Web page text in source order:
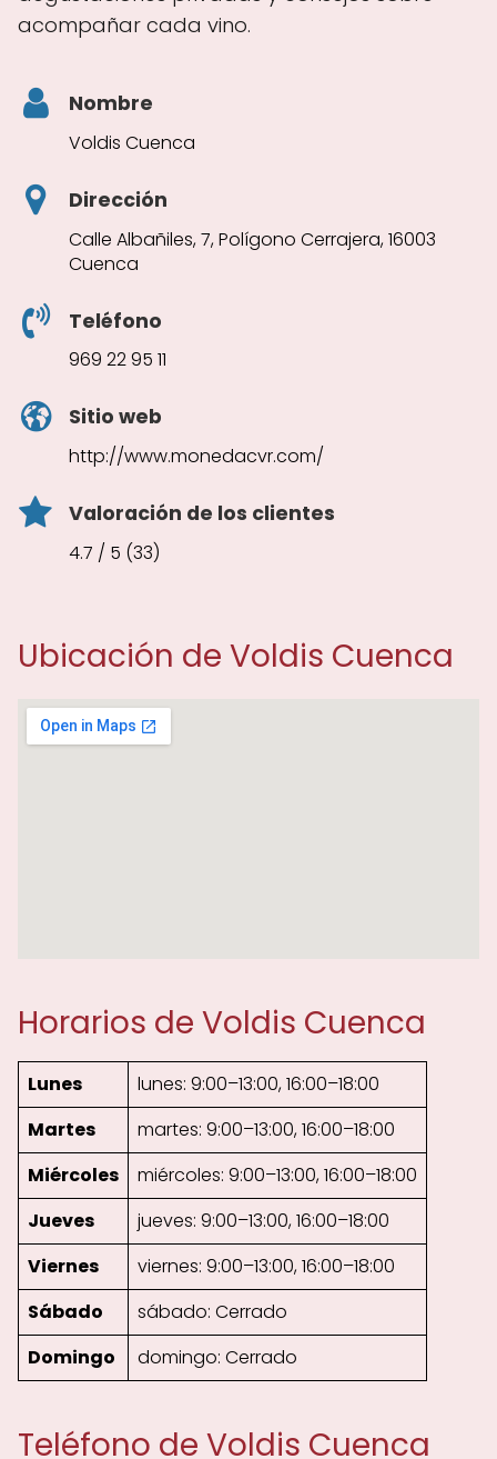
acompañar cada vino.
Nombre
Voldis Cuenca
Dirección
Calle Albañiles, 7, Polígono Cerrajera, 16003
Cuenca
Teléfono
969 22 95 11
Sitio web
http://www.monedacvr.com/
Valoración de los clientes
4.7 / 5 (33)
Ubicación de Voldis Cuenca
Horarios de Voldis Cuenca
Lunes
lunes: 9:00–13:00, 16:00–18:00
Martes
martes: 9:00–13:00, 16:00–18:00
Miércoles
miércoles: 9:00–13:00, 16:00–18:00
Jueves
jueves: 9:00–13:00, 16:00–18:00
Viernes
viernes: 9:00–13:00, 16:00–18:00
Sábado
sábado: Cerrado
Domingo
domingo: Cerrado
Teléfono de Voldis Cuenca